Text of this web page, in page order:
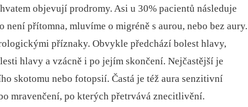
objevují prodromy. Asi u 30% pacientů následuje
není přítomna, mluvíme o migréně s aurou, nebo bez aury.
příznaky. Obvykle předchází bolest hlavy,
hlavy a vzácně i po jejím skončení. Nejčastější je
skotomu nebo fotopsií. Častá je též aura senzitivní
mravenčení, po kterých přetrvává znecitlivění.